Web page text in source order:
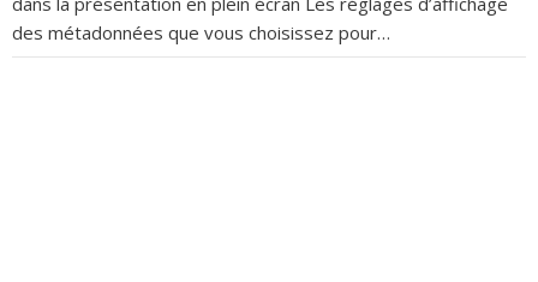
des métadonnées que vous choisissez pour…